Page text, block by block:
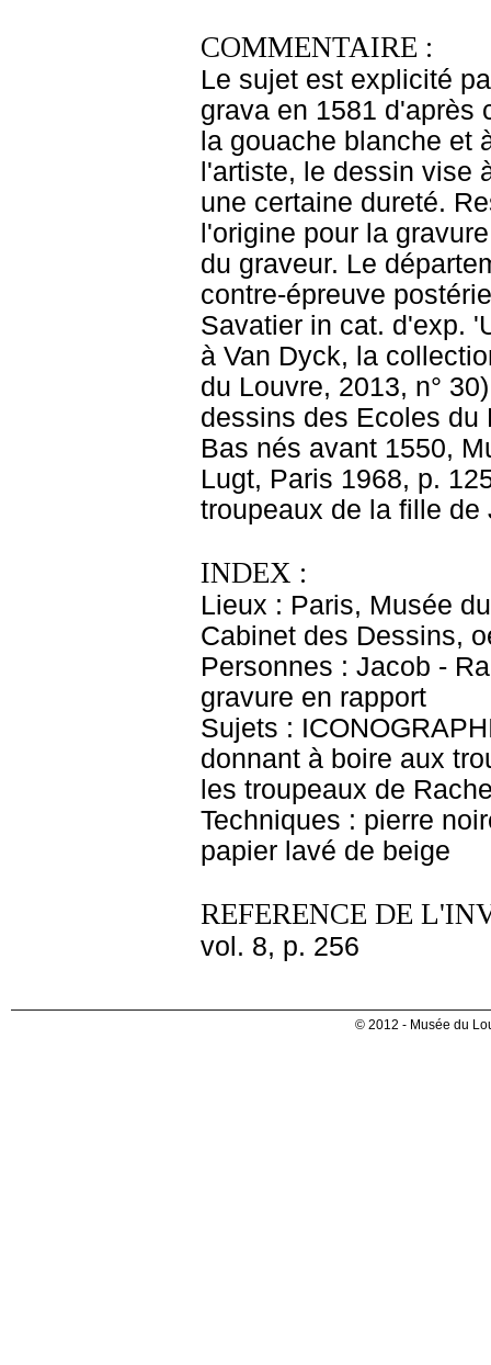
COMMENTAIRE :
Le sujet est explicité
grava en 1581 d'après
la gouache blanche et
l'artiste, le dessin vise
une certaine dureté.
l'origine pour la
du graveur. Le
contre-épreuve
Savatier in cat. d'exp.
à Van Dyck, la
du Louvre, 2013, n°
dessins des Ecoles du
Bas nés avant 1550,
Lugt, Paris 1968, p.
troupeaux de la fille de
INDEX :
Lieux : Paris, Musée
Cabinet des Dessins,
Personnes : Jacob -
gravure en rapport
Sujets :
donnant à boire aux
les troupeaux de
Techniques : pierre
papier lavé de beige
REFERENCE DE
vol. 8, p. 256
© 2012 - Musée du